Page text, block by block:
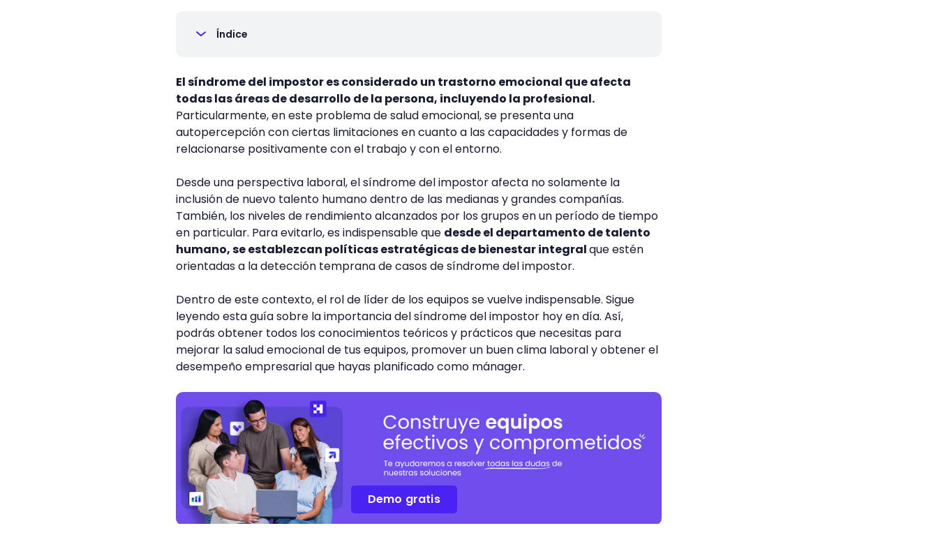
Índice
El síndrome del impostor es considerado un trastorno emocional que afecta
todas las áreas de desarrollo de la persona, incluyendo la profesional.
Particularmente, en este problema de salud emocional, se presenta una
autopercepción con ciertas limitaciones en cuanto a las capacidades y formas de
relacionarse positivamente con el trabajo y con el entorno.
Desde una perspectiva laboral, el síndrome del impostor afecta no solamente la
inclusión de nuevo talento humano dentro de las medianas y grandes compañías.
También, los niveles de rendimiento alcanzados por los grupos en un período de tiempo
en particular. Para evitarlo, es indispensable que desde el departamento de talento
humano, se establezcan políticas estratégicas de bienestar integralque estén
orientadas a la detección temprana de casos de síndrome del impostor.
Dentro de este contexto, el rol de líder de los equipos se vuelve indispensable. Sigue
leyendo esta guía sobre la importancia del síndrome del impostor hoy en día. Así,
podrás obtener todos los conocimientos teóricos y prácticos que necesitas para
mejorar la salud emocional de tus equipos, promover un buen clima laboral y obtener el
desempeño empresarial que hayas planificado como mánager.
Demo gratis